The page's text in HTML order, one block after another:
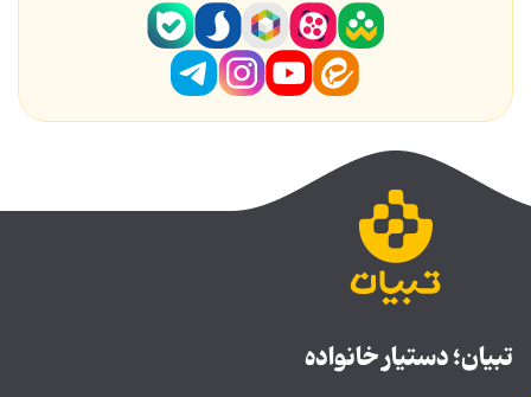
تبیان؛ دستیار خانواده